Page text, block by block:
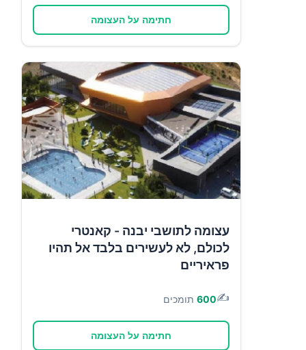
חתימה על העצומה
עצומה לתושבי יבנה - קאנטרי
לכולם, לא לעשירים בלבד אל תהיו
פראיריים
✍️
600 תומכים
חתימה על העצומה